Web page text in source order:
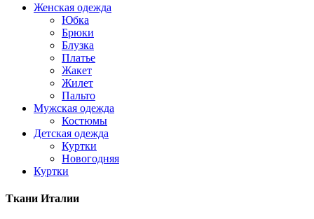
Женская одежда
Юбка
Брюки
Блузка
Платье
Жакет
Жилет
Пальто
Мужская одежда
Костюмы
Детская одежда
Куртки
Новогодняя
Куртки
Ткани Италии